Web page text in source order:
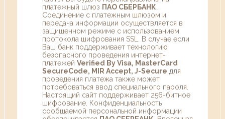
платежный шлюз ПАО СБЕРБАНК
Соединение с платежным шлюзом и
передача информации осуществляется в
защищенном режиме с использованием
протокола шифрования SSL. В случае если
Ваш банк поддерживает технологию
безопасного проведения интернет-
платежей Verified By Visa, MasterCard
SecureCode, MIR Accept, J-Secure для
проведения платежа также может
потребоваться ввод специального пароля.
Настоящий сайт поддерживает 256-битное
шифрование. Конфиденциальность
сообщаемой персональной информации